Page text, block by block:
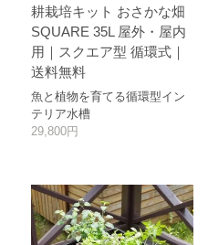
耕栽培キット おさかな畑
SQUARE 35L 屋外・屋内
用｜スクエア型 循環式｜
送料無料
魚と植物を育てる循環型イン
テリア水槽
29,800円